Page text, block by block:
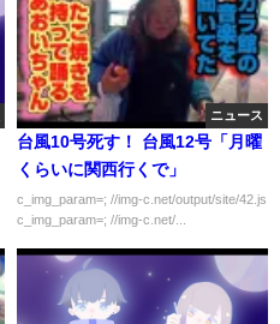
ニュース
台風10号死す！ 台風12号「月曜
くらいに関西行くで」
c_img_param=; //img-c.net/output/site/42.js
c_img_param=; //img-c.net/...